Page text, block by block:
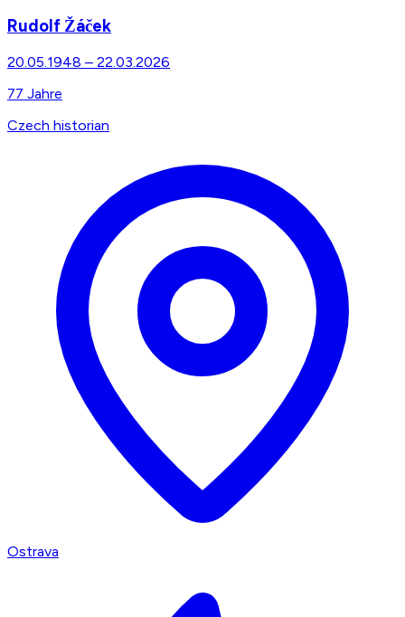
Rudolf Žáček
20.05.1948 – 22.03.2026
77 Jahre
Czech historian
Ostrava